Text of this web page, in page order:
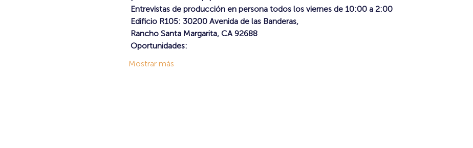
Entrevistas de producción en persona todos los viernes de 10:00 a 2:00
Edificio R105: 30200 Avenida de las Banderas,
Rancho Santa Margarita, CA 92688
Oportunidades:
Mostrar más